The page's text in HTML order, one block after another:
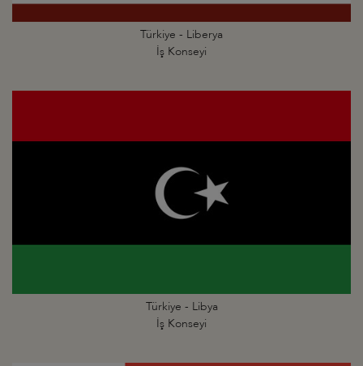
Türkiye - Liberya
İş Konseyi
Türkiye - Libya
İş Konseyi